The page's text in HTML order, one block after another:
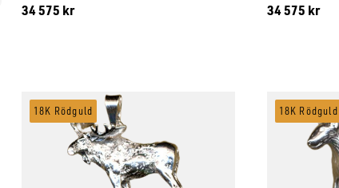
34 575 kr 34 575 kr
18K Rödguld 18K Rödguld